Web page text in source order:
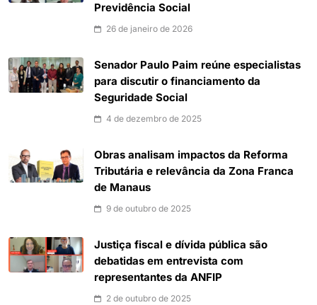
Previdência Social
26 de janeiro de 2026
Senador Paulo Paim reúne especialistas
para discutir o financiamento da
Seguridade Social
4 de dezembro de 2025
Obras analisam impactos da Reforma
Tributária e relevância da Zona Franca
de Manaus
9 de outubro de 2025
Justiça fiscal e dívida pública são
debatidas em entrevista com
representantes da ANFIP
2 de outubro de 2025